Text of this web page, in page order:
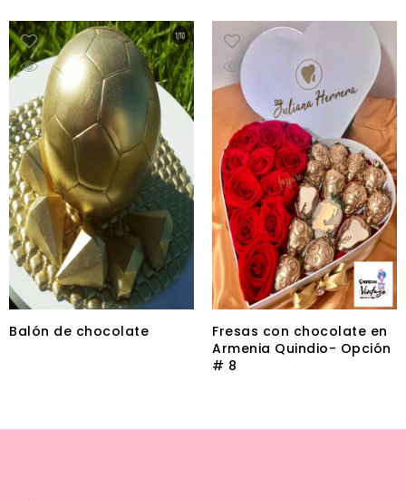
Balón de chocolate
Fresas con chocolate en
Armenia Quindio- Opción
# 8